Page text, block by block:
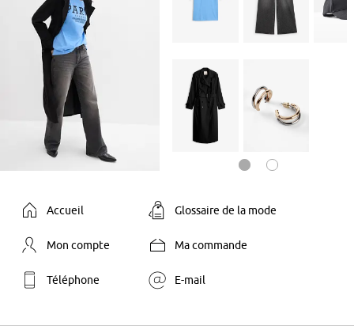
Accueil Glossaire de la mode
Mon compte Ma commande
Téléphone E-mail